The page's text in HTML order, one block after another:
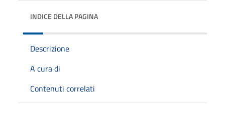
INDICE DELLA PAGINA
Descrizione
A cura di
Contenuti correlati